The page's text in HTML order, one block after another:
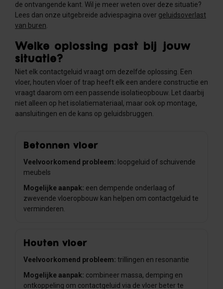
de ontvangende kant. Wil je meer weten over deze situatie?
Lees dan onze uitgebreide adviespagina over geluidsoverlast
van buren.
Welke oplossing past bij jouw
situatie?
Niet elk contactgeluid vraagt om dezelfde oplossing. Een
vloer, houten vloer of trap heeft elk een andere constructie en
vraagt daarom om een passende isolatieopbouw. Let daarbij
niet alleen op het isolatiemateriaal, maar ook op montage,
aansluitingen en de kans op geluidsbruggen.
Betonnen vloer
Veelvoorkomend probleem: loopgeluid of schuivende
meubels
Mogelijke aanpak: een dempende onderlaag of
zwevende vloeropbouw kan helpen om contactgeluid te
verminderen.
Houten vloer
Veelvoorkomend probleem: trillingen en resonantie
Mogelijke aanpak: combineer massa, demping en
ontkoppeling om contactgeluid via de vloer beter te